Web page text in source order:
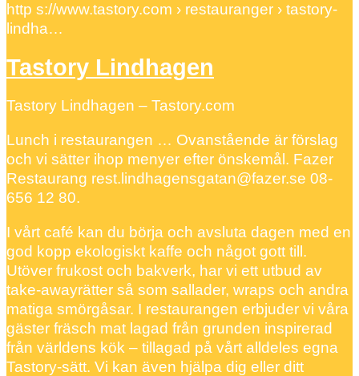
http s://www.tastory.com › restauranger › tastory-
lindha…
Tastory Lindhagen
Tastory Lindhagen – Tastory.com
Lunch i restaurangen … Ovanstående är förslag
och vi sätter ihop menyer efter önskemål. Fazer
Restaurang rest.lindhagensgatan@fazer.se 08-
656 12 80.
I vårt café kan du börja och avsluta dagen med en
god kopp ekologiskt kaffe och något gott till.
Utöver frukost och bakverk, har vi ett utbud av
take-awayrätter så som sallader, wraps och andra
matiga smörgåsar. I restaurangen erbjuder vi våra
gäster fräsch mat lagad från grunden inspirerad
från världens kök – tillagad på vårt alldeles egna
Tastory-sätt. Vi kan även hjälpa dig eller ditt